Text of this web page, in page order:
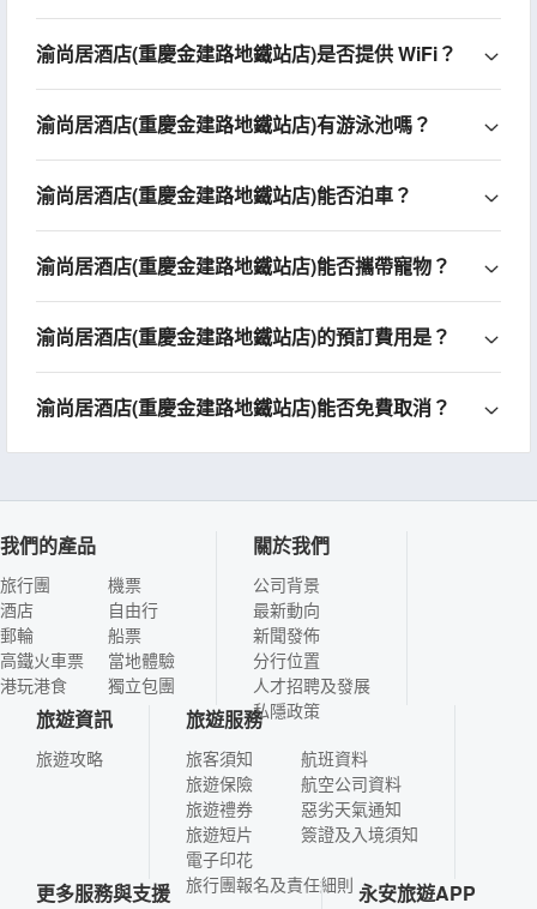
渝尚居酒店(重慶金建路地鐵站店)是否提供 WiFi？
渝尚居酒店(重慶金建路地鐵站店)有游泳池嗎？
渝尚居酒店(重慶金建路地鐵站店)能否泊車？
渝尚居酒店(重慶金建路地鐵站店)能否攜帶寵物？
渝尚居酒店(重慶金建路地鐵站店)的預訂費用是？
渝尚居酒店(重慶金建路地鐵站店)能否免費取消？
我們的產品
旅行團
酒店
郵輪
高鐵火車票
港玩港食
機票
自由行
船票
當地體驗
獨立包團
關於我們
公司背景
最新動向
新聞發佈
分行位置
人才招聘及發展
私隱政策
旅遊資訊
旅遊攻略
旅遊服務
旅客須知
旅遊保險
旅遊禮券
旅遊短片
電子印花
航班資料
航空公司資料
惡劣天氣通知
簽證及入境須知
旅行團報名及責任細則
更多服務與支援 永安旅遊APP